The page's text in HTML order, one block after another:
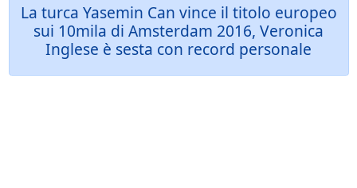
La turca Yasemin Can vince il titolo europeo
sui 10mila di Amsterdam 2016, Veronica
Inglese è sesta con record personale